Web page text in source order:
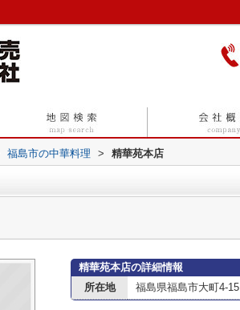
福島市の中華料理 > 精華苑本店
精華苑本店の詳細情報
所在地
福島県福島市大町4-15